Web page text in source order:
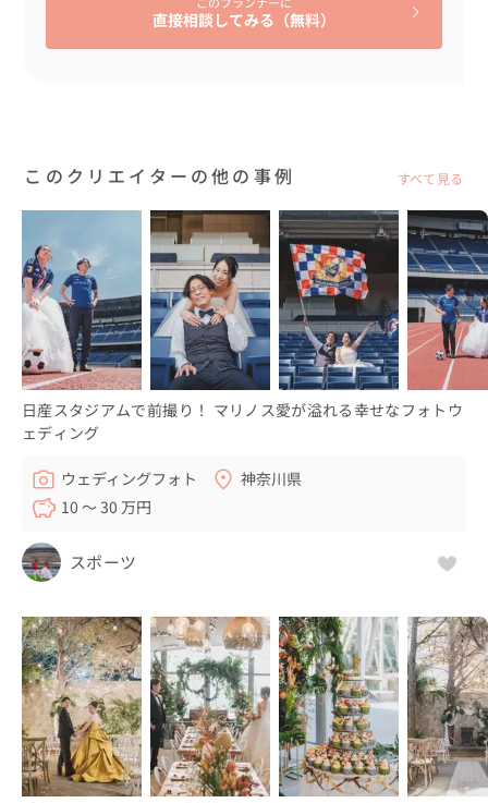
直接相談してみる（無料）
このクリエイターの他の事例 すべて見る
日産スタジアムで前撮り！ マリノス愛が溢れる幸せなフォトウ
ェディング
ウェディングフォト
神奈川県
10 〜 30 万円
スポーツ